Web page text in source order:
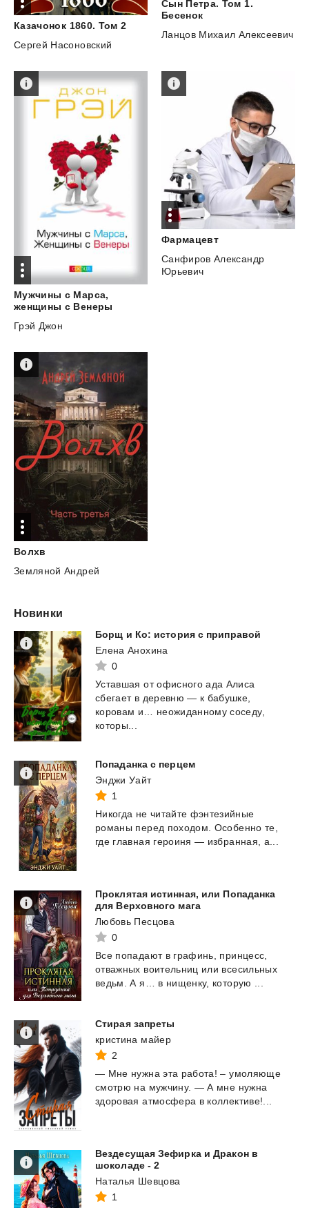
Казачонок 1860. Том 2
Сергей Насоновский
Сын Петра. Том 1.
Бесенок
Ланцов Михаил Алексеевич
Мужчины с Марса,
женщины с Венеры
Грэй Джон
Фармацевт
Санфиров Александр
Юрьевич
Волхв
Земляной Андрей
Новинки
Борщ и Ко: история с приправой
Елена Анохина
0
Уставшая от офисного ада Алиса
сбегает в деревню — к бабушке,
коровам и… неожиданному соседу,
которы...
Попаданка с перцем
Энджи Уайт
1
Никогда не читайте фэнтезийные
романы перед походом. Особенно те,
где главная героиня — избранная, а...
Проклятая истинная, или Попаданка
для Верховного мага
Любовь Песцова
0
Все попадают в графинь,
принцесс,
отважных воительниц или всесильных
ведьм.
А я… в нищенку, которую
Стирая запреты
кристина майер
2
— Мне нужна эта работа! – умоляюще
смотрю на мужчину. — А мне нужна
здоровая атмосфера в коллективе!...
Вездесущая Зефирка и Дракон в
шоколаде - 2
Наталья Шевцова
1